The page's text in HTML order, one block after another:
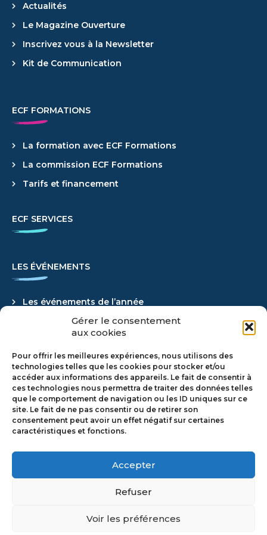
Gérer le consentement
aux cookies
Pour offrir les meilleures expériences, nous utilisons des
technologies telles que les cookies pour stocker et/ou
accéder aux informations des appareils. Le fait de consentir à
ces technologies nous permettra de traiter des données telles
que le comportement de navigation ou les ID uniques sur ce
site. Le fait de ne pas consentir ou de retirer son
consentement peut avoir un effet négatif sur certaines
caractéristiques et fonctions.
Accepter
Refuser
Voir les préférences
Actualités
Le Magazine Ouverture
Inscrivez vous à la Newsletter
Kit de Communication
ECF FORMATIONS
La formation avec ECF Formations
La commission ECF Formations
Tarifs et financement
ECF SERVICES
LES ÉVÉNEMENTS
Les événements de l’année
REJOIGNEZ-NOUS
Adhérer
Pourquoi adhérer ?
Mentions Légales– Politique de Cookie